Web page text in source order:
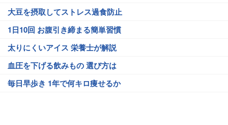
大豆を摂取してストレス過食防止
1日10回 お腹引き締まる簡単習慣
太りにくいアイス 栄養士が解説
血圧を下げる飲みもの 選び方は
毎日早歩き 1年で何キロ痩せるか